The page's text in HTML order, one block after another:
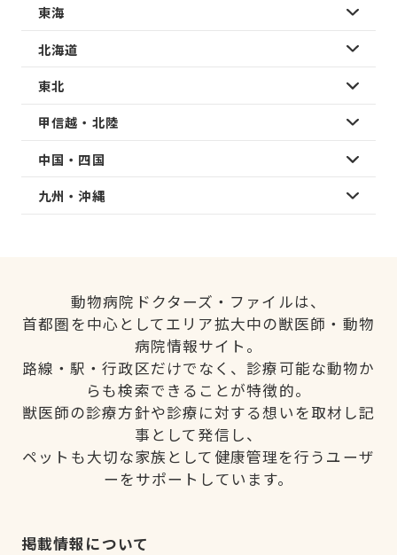
東海
北海道
東北
甲信越・北陸
中国・四国
九州・沖縄
動物病院ドクターズ・ファイルは、
首都圏を中心としてエリア拡大中の獣医師・動物
病院情報サイト。
路線・駅・行政区だけでなく、診療可能な動物か
らも検索できることが特徴的。
獣医師の診療方針や診療に対する想いを取材し記
事として発信し、
ペットも大切な家族として健康管理を行うユーザ
ーをサポートしています。
掲載情報について